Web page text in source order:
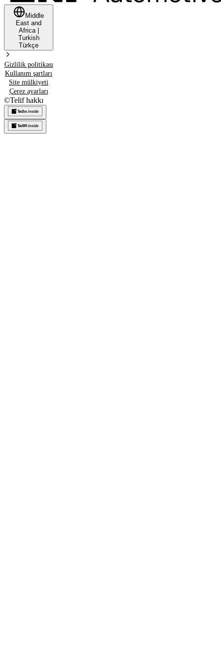
Middle
East and
Africa|
Turkish
Türkçe
Gizlilik politikası
Kullanım şartları
Site mülkiyeti
Çerez ayarları
©Telif hakkı